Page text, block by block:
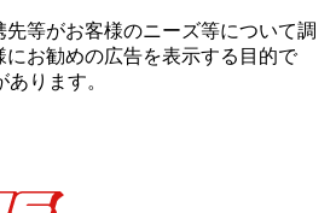
等がお客様のニーズ等について調
お勧めの広告を表⽰する⽬的で
ります。